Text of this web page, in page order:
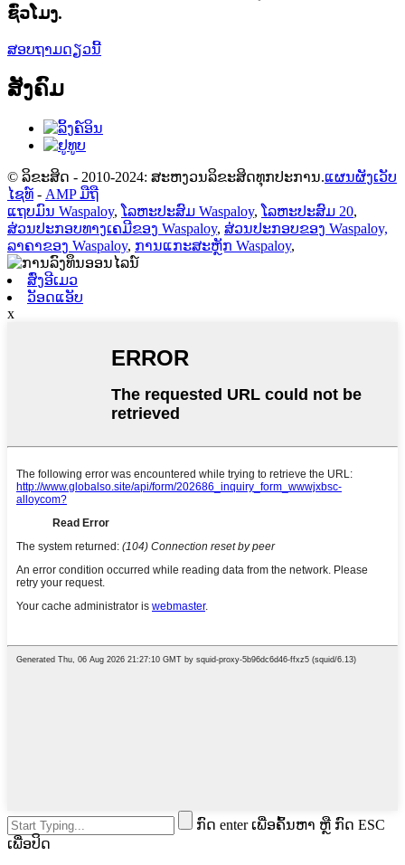
ຊົ່ວໂມງ.
ສອບຖາມດຽວນີ້
ສັງຄົມ
© ລິຂະສິດ - 2010-2024: ສະຫງວນລິຂະສິດທຸກປະການ.ແຜນຜັງເວັບ
ໄຊທ໌ - AMP ມືຖື
ແຖບມົນ Waspaloy, ໂລຫະປະສົມ Waspaloy, ໂລຫະປະສົມ 20,
ສ່ວນປະກອບທາງເຄມີຂອງ Waspaloy, ສ່ວນປະກອບຂອງ Waspaloy,
ລາຄາຂອງ Waspaloy, ການແກະສະຫຼັກ Waspaloy,
ສົ່ງອີເມວ
ວັອດແອັບ
x
ກົດ enter ເພື່ອຄົ້ນຫາ ຫຼື ກົດ ESC
ເພື່ອປິດ